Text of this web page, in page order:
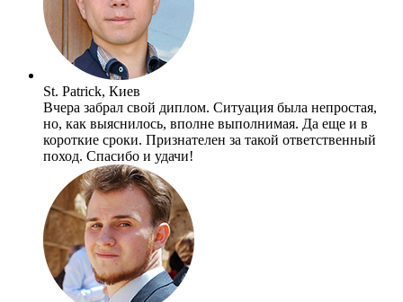
St. Patrick, Киев
Вчера забрал свой диплом. Ситуация была непростая,
но, как выяснилось, вполне выполнимая. Да еще и в
короткие сроки. Признателен за такой ответственный
поход. Спасибо и удачи!